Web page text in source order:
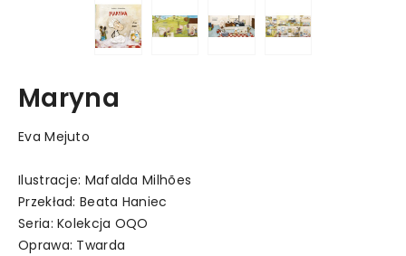
Maryna
Eva Mejuto
Ilustracje: Mafalda Milhões
Przekład: Beata Haniec
Seria: Kolekcja OQO
Oprawa: Twarda